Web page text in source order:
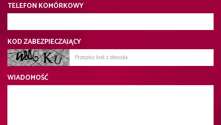
TELEFON KOMÓRKOWY
KOD ZABEZPIECZAJĄCY
WIADOMOŚĆ